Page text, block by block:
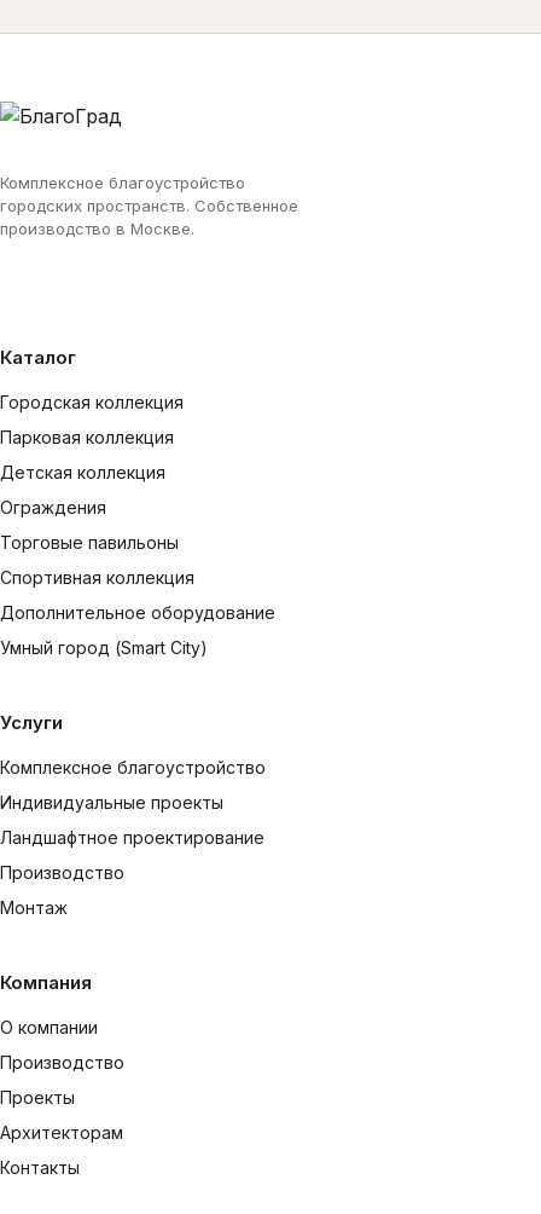
Комплексное благоустройство
городских пространств. Собственное
производство в Москве.
Каталог
Городская коллекция
Парковая коллекция
Детская коллекция
Ограждения
Торговые павильоны
Спортивная коллекция
Дополнительное оборудование
Умный город (Smart City)
Услуги
Комплексное благоустройство
Индивидуальные проекты
Ландшафтное проектирование
Производство
Монтаж
Компания
О компании
Производство
Проекты
Архитекторам
Контакты